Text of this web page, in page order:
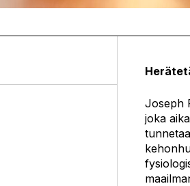
Joseph
joka